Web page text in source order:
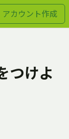
アカウント作成
つけよ